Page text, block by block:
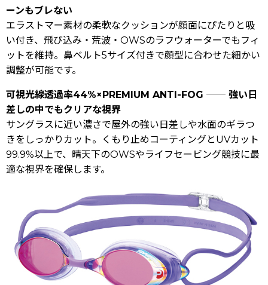
ーンもブレない
エラストマー素材の柔軟なクッションが顔面にぴたりと吸
い付き、飛び込み・荒波・OWSのラフウォーターでもフィ
ットを維持。鼻ベルト5サイズ付きで顔型に合わせた細かい
調整が可能です。
可視光線透過率44%×PREMIUM ANTI-FOG ── 強い日
差しの中でもクリアな視界
サングラスに近い濃さで屋外の強い日差しや水面のギラつ
きをしっかりカット。くもり止めコーティングとUVカット
99.9%以上で、晴天下のOWSやライフセービング競技に最
適な視界を確保します。